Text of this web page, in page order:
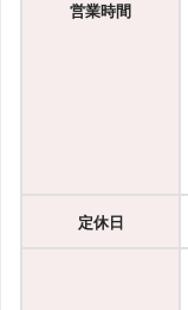
営業時間
定休日